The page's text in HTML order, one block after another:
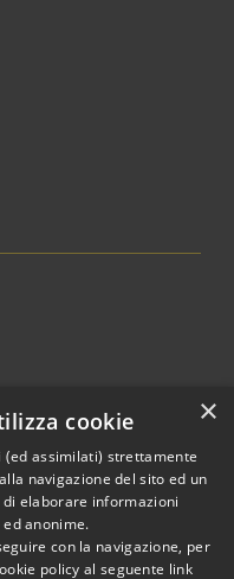
© 2026 • Comune di
×
cookie
(ed assimilati) strettamente
navigazione del sito ed un
elaborare informazioni
anonime.
con la navigazione, per
policy al seguente link